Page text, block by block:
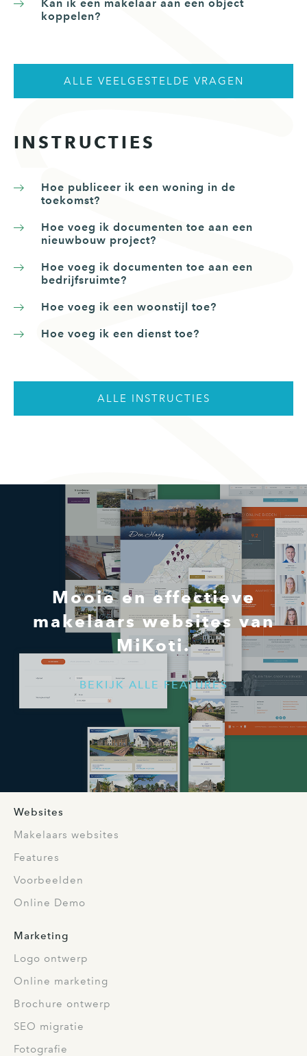
Kan ik een makelaar aan een object
koppelen?
ALLE VEELGESTELDE VRAGEN
INSTRUCTIES
Hoe publiceer ik een woning in de
toekomst?
Hoe voeg ik documenten toe aan een
nieuwbouw project?
Hoe voeg ik documenten toe aan een
bedrijfsruimte?
Hoe voeg ik een woonstijl toe?
Hoe voeg ik een dienst toe?
ALLE INSTRUCTIES
Mooie en effectieve
makelaars websites van
MiKoti.
BEKIJK ALLE FEATURES
Websites
Makelaars websites
Features
Voorbeelden
Online Demo
Marketing
Logo ontwerp
Online marketing
Brochure ontwerp
SEO migratie
Fotografie